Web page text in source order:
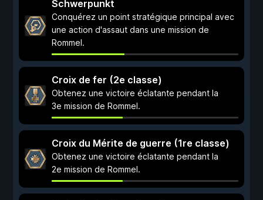
Schwerpunkt
Conquérez un point stratégique principal avec
une action d'assaut dans une mission de
Rommel.
Croix de fer (2e classe)
Obtenez une victoire éclatante pendant la
3e mission de Rommel.
Croix du Mérite de guerre (1re classe)
Obtenez une victoire éclatante pendant la
2e mission de Rommel.